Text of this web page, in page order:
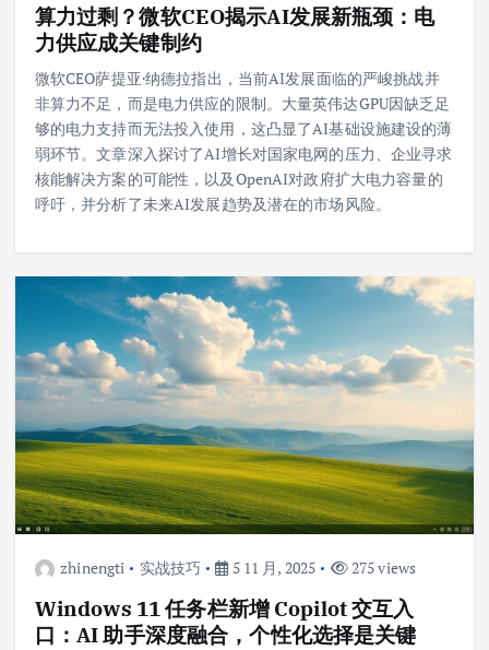
算力过剩？微软CEO揭示AI发展新瓶颈：电
力供应成关键制约
微软CEO萨提亚·纳德拉指出，当前AI发展面临的严峻挑战并
非算力不足，而是电力供应的限制。大量英伟达GPU因缺乏足
够的电力支持而无法投入使用，这凸显了AI基础设施建设的薄
弱环节。文章深入探讨了AI增长对国家电网的压力、企业寻求
核能解决方案的可能性，以及OpenAI对政府扩大电力容量的
呼吁，并分析了未来AI发展趋势及潜在的市场风险。
zhinengti 实战技巧 5 11 月, 2025 275 views
Windows 11 任务栏新增 Copilot 交互入
口：AI 助手深度融合，个性化选择是关键